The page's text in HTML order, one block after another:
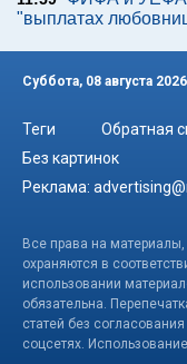
"выплатах
Суббота, 08 августа 2026
Теги Обратная
Без картинок
Реклама:
Все права на
охраняются в
использовании
обязательна.
статей без
соцсетях.